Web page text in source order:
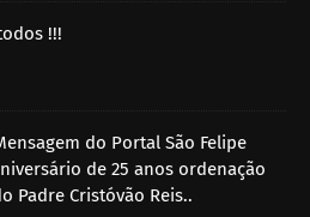
!!!
do Portal São Felipe
de 25 anos ordenação
Padre Cristóvão Reis..